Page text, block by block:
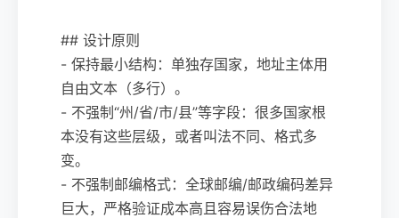
## 设计原则
- 保持最小结构：单独存国家，地址主体用
自由文本（多行）。
- 不强制“州/省/市/县”等字段：很多国家根
本没有这些层级，或者叫法不同、格式多
变。
- 不强制邮编格式：全球邮编/邮政编码差异
巨大，严格验证成本高且容易误伤合法地